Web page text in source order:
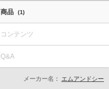
商品 (1)
コンテンツ
Q&A
メーカー名： エムアンドシー